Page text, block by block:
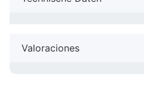
Valoraciones